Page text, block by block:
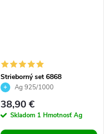
Strieborný set 6868
Ag 925/1000
38,90 €
Skladom 1 Hmotnosť Ag